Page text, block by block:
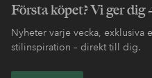
Första köpet? Vi ger dig
Nyheter varje vecka,
stilinspiration – direkt till dig.